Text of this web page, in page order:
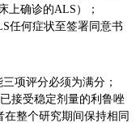
上确诊的ALS）；
任何症状至签署同意书
项评分必须为满分；
接受稳定剂量的利鲁唑
整个研究期间保持相同